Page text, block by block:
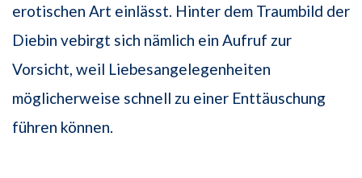
erotischen Art einlässt. Hinter dem Traumbild der
Diebin vebirgt sich nämlich ein Aufruf zur
Vorsicht, weil Liebesangelegenheiten
möglicherweise schnell zu einer Enttäuschung
führen können.